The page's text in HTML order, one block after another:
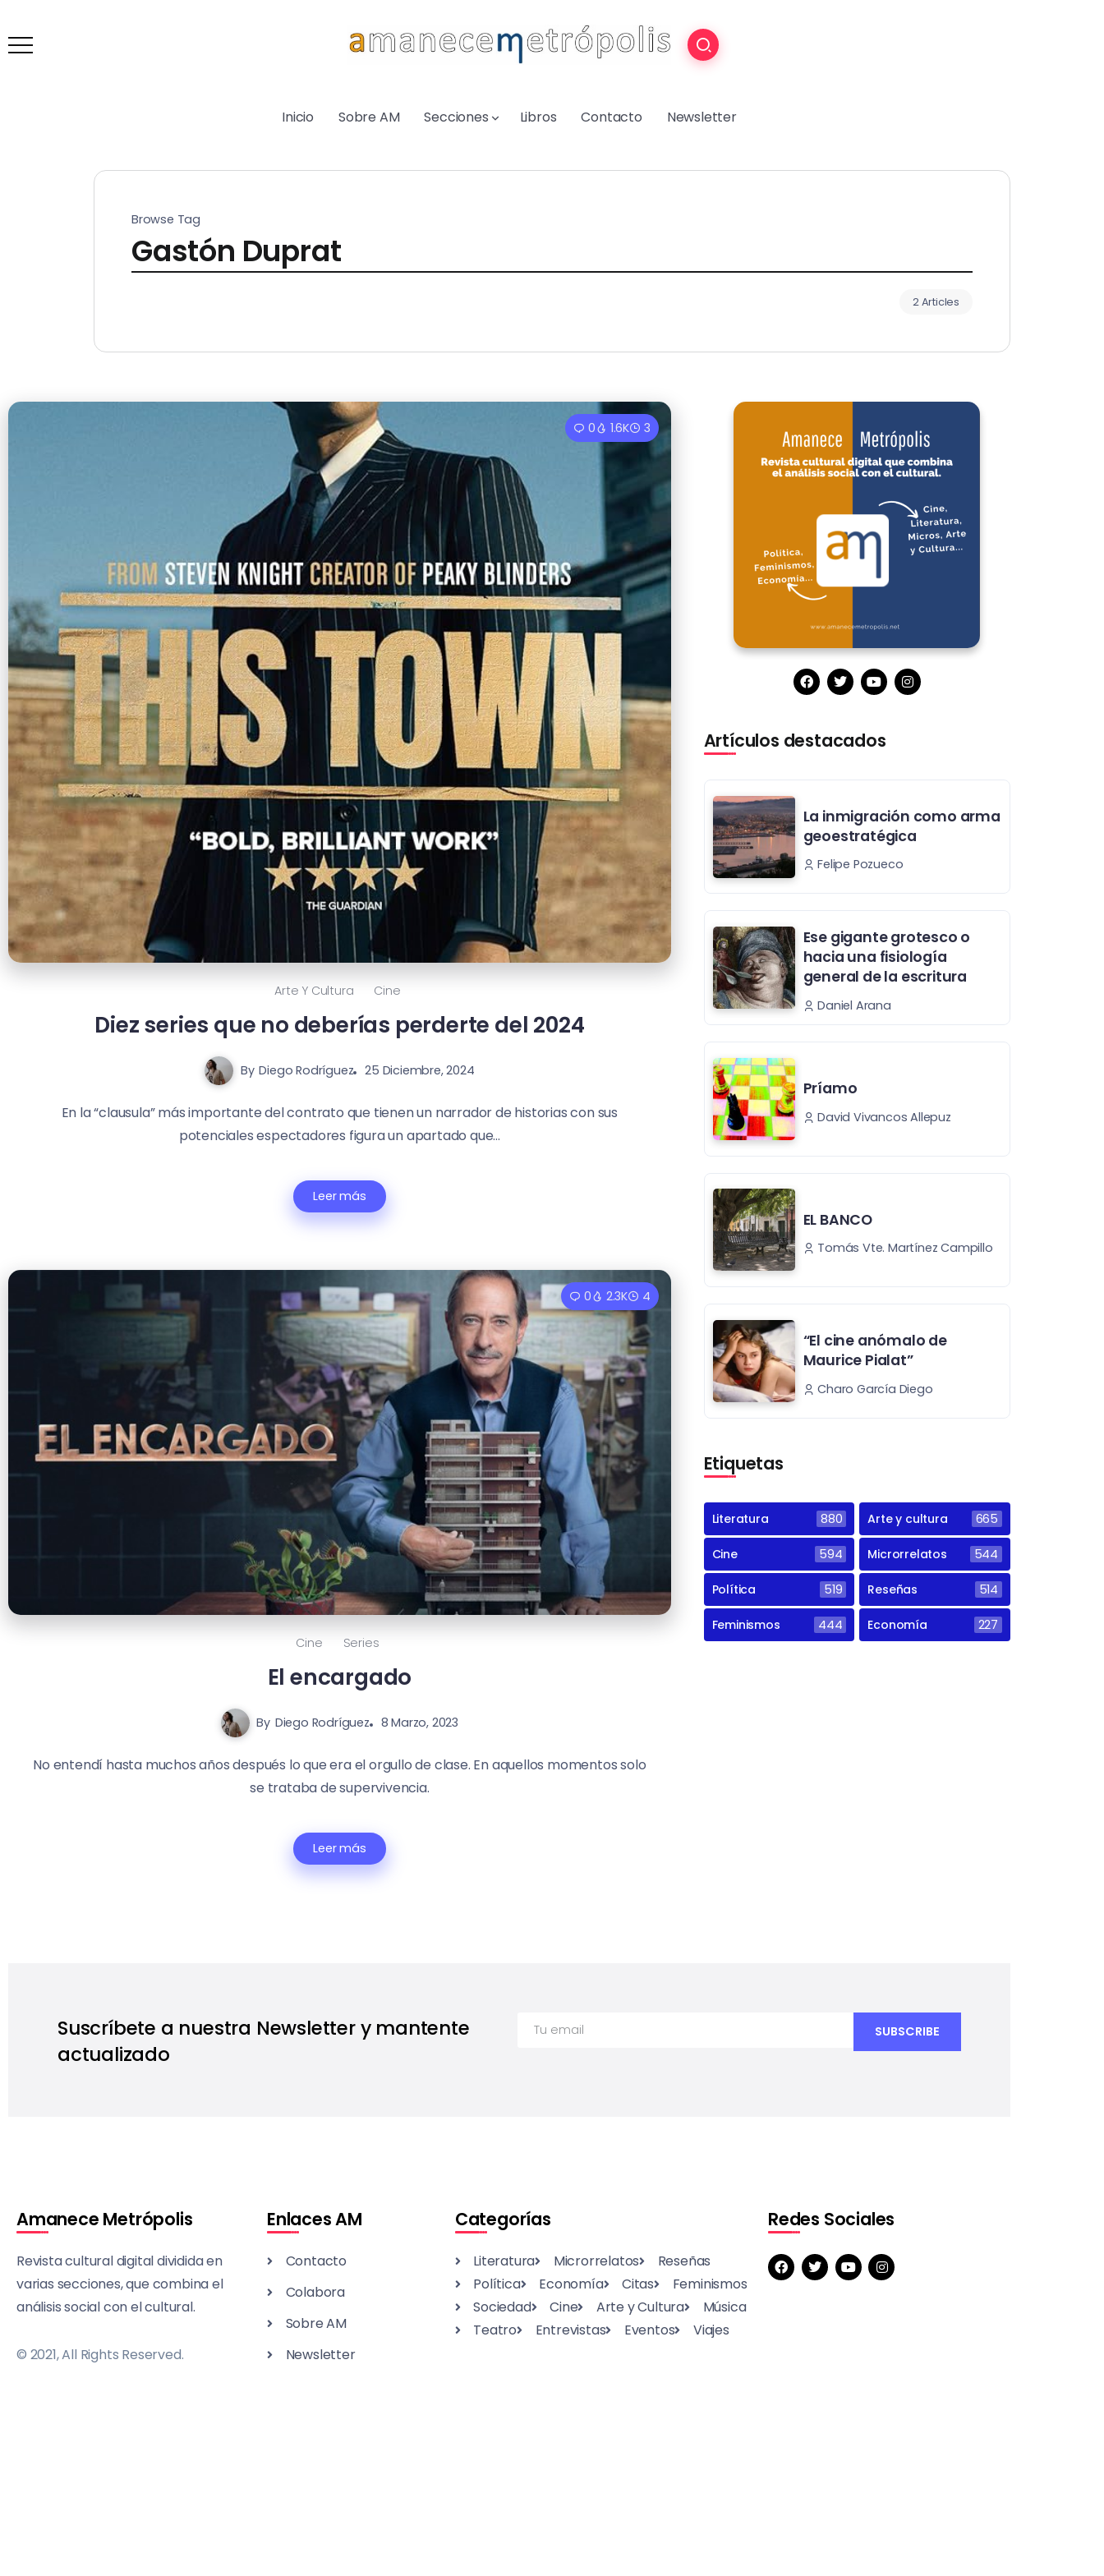
Inicio Sobre AM Secciones Libros Contacto Newsletter
Browse Tag
Gastón Duprat
2 Articles
0 1.6K 3
Arte Y Cultura Cine
Diez series que no deberías perderte del 2024
By Diego Rodríguez 25 Diciembre, 2024
En la “clausula” más importante del contrato que tienen un narrador de historias con sus
potenciales espectadores figura un apartado que...
Leer más
0 2.3K 4
Cine Series
El encargado
By Diego Rodríguez 8 Marzo, 2023
No entendí hasta muchos años después lo que era el orgullo de clase. En aquellos momentos solo
se trataba de supervivencia.
Leer más
Artículos destacados
La inmigración como arma
geoestratégica
Felipe Pozueco
Ese gigante grotesco o
hacia una fisiología
general de la escritura
Daniel Arana
Príamo
David Vivancos Allepuz
EL BANCO
Tomás Vte. Martínez Campillo
“El cine anómalo de
Maurice Pialat”
Charo García Diego
Etiquetas
Literatura 880 Arte y cultura 665
Cine 594 Microrrelatos 544
Política 519 Reseñas 514
Feminismos 444 Economía 227
Suscríbete a nuestra Newsletter y mantente
actualizado
Amanece Metrópolis
Revista cultural digital dividida en
varias secciones, que combina el
análisis social con el cultural.
© 2021, All Rights Reserved.
Enlaces AM
Contacto
Colabora
Sobre AM
Newsletter
Categorías
Literatura Microrrelatos
Reseñas
Política
Economía Citas
Feminismos
Sociedad
Cine Arte y Cultura
Música
Teatro
Entrevistas Eventos Viajes
Redes Sociales